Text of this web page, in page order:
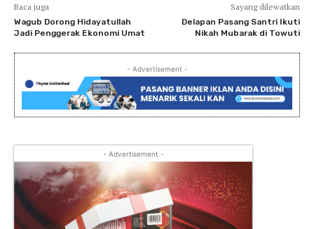
Baca juga
Wagub Dorong Hidayatullah
Jadi Penggerak Ekonomi Umat
Sayang dilewatkan
Delapan Pasang Santri Ikuti
Nikah Mubarak di Towuti
- Advertisement -
- Advertisement -